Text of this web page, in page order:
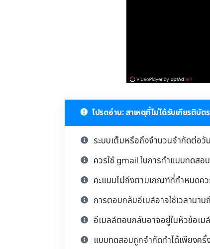
โปรดอ่าน: สาเหตุที่ไม่ได้รับเกียรติบัตร
ระบบเต็มหรือถึงจำนวนจำกัดต่อวั
ควรใช้ gmail ในการทำแบบทดสอบ
คะแนนไม่ถึงตามเกณฑ์ที่กำหนดคว
การตอบกลับอีเมล์อาจใช้เวลานาน
อีเมลล์ตอบกลับอาจอยู่ในหัวข้อเม
แบบทดสอบถูกจำกัดทำได้เพียงครั้